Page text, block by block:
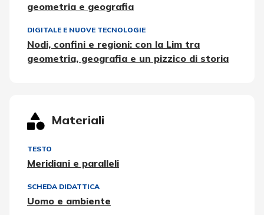
geometria e geografia
DIGITALE E NUOVE TECNOLOGIE
Nodi, confini e regioni: con la Lim tra
geometria, geografia e un pizzico di storia
Materiali
TESTO
Meridiani e paralleli
SCHEDA DIDATTICA
Uomo e ambiente